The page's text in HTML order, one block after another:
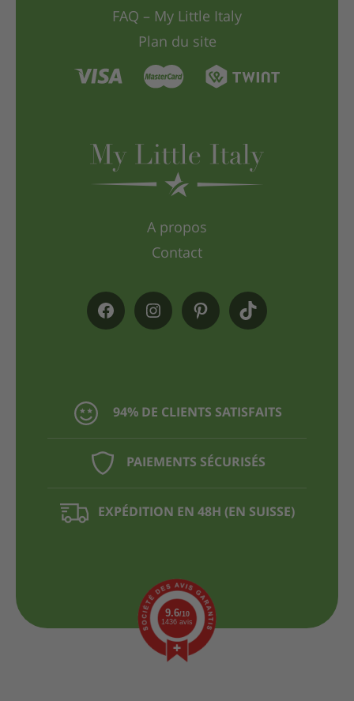
94% DE CLIENTS SATISFAITS
PAIEMENTS SÉCURISÉS
EXPÉDITION EN 48H (EN SUISSE)
FAQ – My Little Italy
Plan du site
A propos
Contact
9.6/10
1436 avis